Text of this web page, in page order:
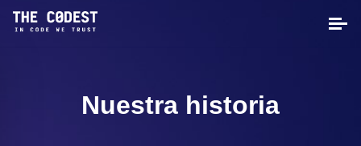
Nuestra historia